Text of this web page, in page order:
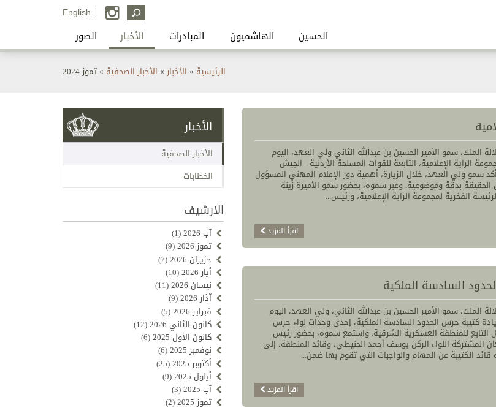
English
الحسين الهاشميون المبادرات الأخبار الصور
أنت
هنا
الرئيسية » الأخبار » الأخبار الصحفية »تموز 2024
الملك، سمو الأمير الحسين بن عبدالله الثاني ولي العهد، اليوم
الراية الإعلامية، التابعة للقوات المسلحة الأردنية - الجيش
سمو ولي العهد، خلال الزيارة، أهمية دور الإعلام المهني المسؤول
بدقة وموضوعية. وعبر سموه، بحضور سمو الأميرة زينة
الفخرية لمجموعة الراية الإعلامية، ورئيس...
اقرأ المزيد
السادسة الملكية
الملك، سمو الأمير الحسين بن عبدالله الثاني، ولي العهد، اليوم
قيادة كتيبة حرس الحدود السادسة الملكية، إحدى وحدات لواء حرس
التابع للمنطقة العسكرية الشرقية. واستمع سموه، بحضور رئيس
المشتركة اللواء الركن يوسف أحمد الحنيطي، وقائد المنطقة، إلى
قائد الكتيبة عن المهام والواجبات التي تقوم بها ضمن...
اقرأ المزيد
الأخبار
الأخبار الصحفية
الخطابات
الارشيف
آب 2026
(1)
تموز 2026
(9)
حزيران 2026
(7)
أيار 2026
(10)
نيسان 2026
(11)
آذار 2026
(9)
فبراير 2026
(5)
كانون الثاني 2026
(12)
كانون الأول 2025
(6)
نوفمبر 2025
(6)
أكتوبر 2025
(25)
أيلول 2025
(9)
آب 2025
(3)
تموز 2025
(2)